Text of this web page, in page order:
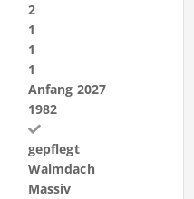
2
1
1
1
Anfang 2027
1982
gepflegt
Walmdach
Massiv